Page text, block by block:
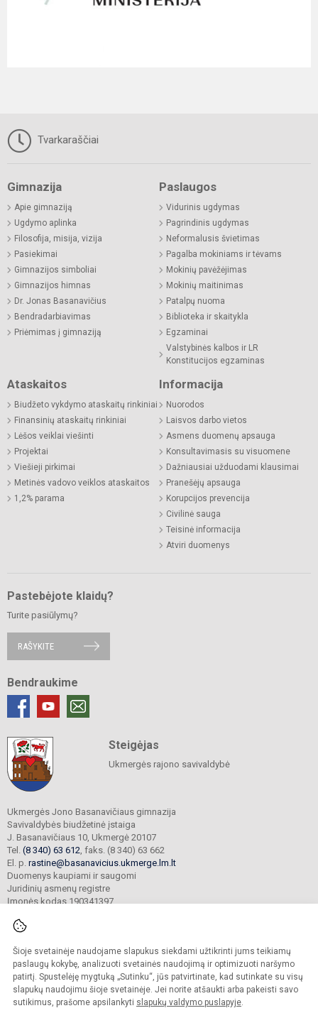
Šioje svetainėje naudojame slapukus siekdami užtikrinti jums teikiamų
paslaugų kokybę, analizuoti svetainės naudojimą ir optimizuoti naršymo
patirtį. Spustelėję mygtuką „Sutinku“, jūs patvirtinate, kad sutinkate su visų
slapukų naudojimu šioje svetainėje. Jei norite atšaukti arba pakeisti savo
sutikimus, prašome apsilankyti slapukų valdymo puslapyje.
Tvarkaraščiai
Gimnazija
Apie gimnaziją
Ugdymo aplinka
Filosofija, misija, vizija
Pasiekimai
Gimnazijos simboliai
Gimnazijos himnas
Dr. Jonas Basanavičius
Bendradarbiavimas
Priėmimas į gimnaziją
Paslaugos
Vidurinis ugdymas
Pagrindinis ugdymas
Neformalusis švietimas
Pagalba mokiniams ir tėvams
Mokinių pavėžėjimas
Mokinių maitinimas
Patalpų nuoma
Biblioteka ir skaitykla
Egzaminai
Valstybinės kalbos ir LR
Konstitucijos egzaminas
Ataskaitos
Biudžeto vykdymo ataskaitų rinkiniai
Finansinių ataskaitų rinkiniai
Lėšos veiklai viešinti
Projektai
Viešieji pirkimai
Metinės vadovo veiklos ataskaitos
1,2% parama
Informacija
Nuorodos
Laisvos darbo vietos
Asmens duomenų apsauga
Konsultavimasis su visuomene
Dažniausiai užduodami klausimai
Pranešėjų apsauga
Korupcijos prevencija
Civilinė sauga
Teisinė informacija
Atviri duomenys
Pastebėjote klaidų?
Turite pasiūlymų?
RAŠYKITE
Bendraukime
Steigėjas
Ukmergės rajono savivaldybė
Ukmergės Jono Basanavičiaus gimnazija
Savivaldybės biudžetinė įstaiga
J. Basanavičiaus 10, Ukmergė 20107
Tel. (8 340) 63 612 , faks. (8 340) 63 662
El. p. rastine@basanavicius.ukmerge.lm.lt
Duomenys kaupiami ir saugomi
Juridinių asmenų registre
Įmonės kodas 190341397
© 2023. Ukmergės Jono Basanavičiaus gimnazija. Visos teisės saugomos.
Kopijuoti turinį be raštiško gimnazijos sutikimo griežtai draudžiama.
Prieinamumo paraiška Slapukų politika
Sumanus būdas atnaujinti